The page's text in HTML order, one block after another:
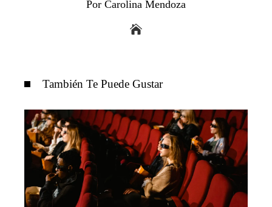
Por Carolina Mendoza
También Te Puede Gustar